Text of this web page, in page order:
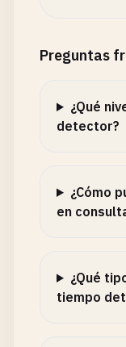
Preguntas
¿Qué
detector?
¿Cómo
en
¿Qué
tiempo